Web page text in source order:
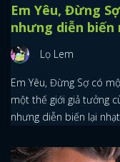
Em Yêu, Đừng
nhưng diễn biến
Lọ Lem
Em Yêu, Đừng Sợ có
một thế giới giả tưởng
nhưng diễn biến lại